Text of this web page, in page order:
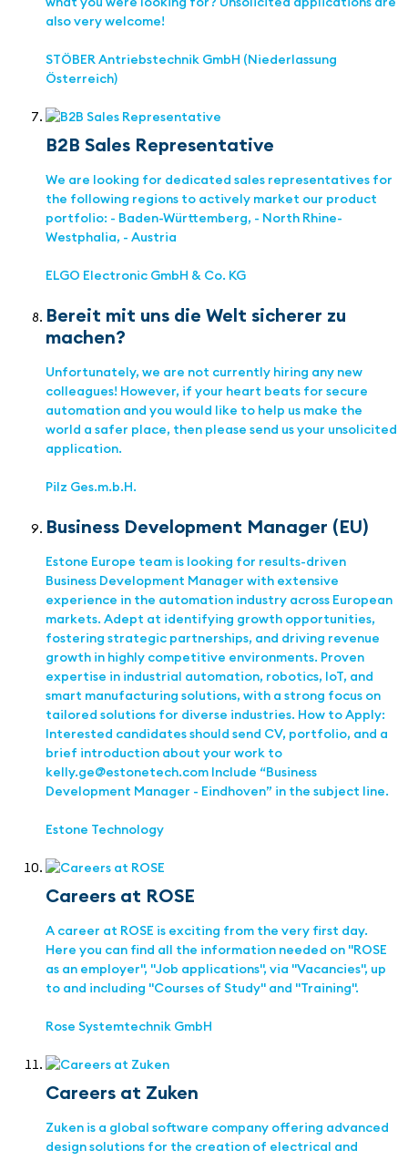
also very welcome!
STÖBER Antriebstechnik GmbH (Niederlassung
Österreich)
B2B Sales Representative
We are looking for dedicated sales representatives for
the following regions to actively market our product
portfolio: - Baden-Württemberg, - North Rhine-
Westphalia, - Austria
ELGO Electronic GmbH & Co. KG
Bereit mit uns die Welt sicherer zu
machen?
Unfortunately, we are not currently hiring any new
colleagues! However, if your heart beats for secure
automation and you would like to help us make the
world a safer place, then please send us your unsolicited
application.
Pilz Ges.m.b.H.
Business Development Manager (EU)
Estone Europe team is looking for results-driven
Business Development Manager with extensive
experience in the automation industry across European
markets. Adept at identifying growth opportunities,
fostering strategic partnerships, and driving revenue
growth in highly competitive environments. Proven
expertise in industrial automation, robotics, IoT, and
smart manufacturing solutions, with a strong focus on
tailored solutions for diverse industries. How to Apply:
Interested candidates should send CV, portfolio, and a
brief introduction about your work to
kelly.ge@estonetech.com Include “Business
Development Manager - Eindhoven” in the subject line.
Estone Technology
Careers at ROSE
A career at ROSE is exciting from the very first day.
Here you can find all the information needed on "ROSE
as an employer", "Job applications", via "Vacancies", up
to and including "Courses of Study" and "Training".
Rose Systemtechnik GmbH
Careers at Zuken
Zuken is a global software company offering advanced
design solutions for the creation of electrical and